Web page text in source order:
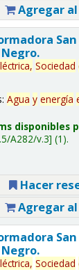
Agregar
Sociedad
Agua y energía
disponibles
A282/v.3 (1).
Hacer
Agregar
Sociedad